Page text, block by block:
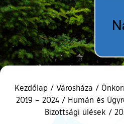
Kezdőlap / Városháza /
2019 – 2024 / Humán és
Bizottsági ülések /